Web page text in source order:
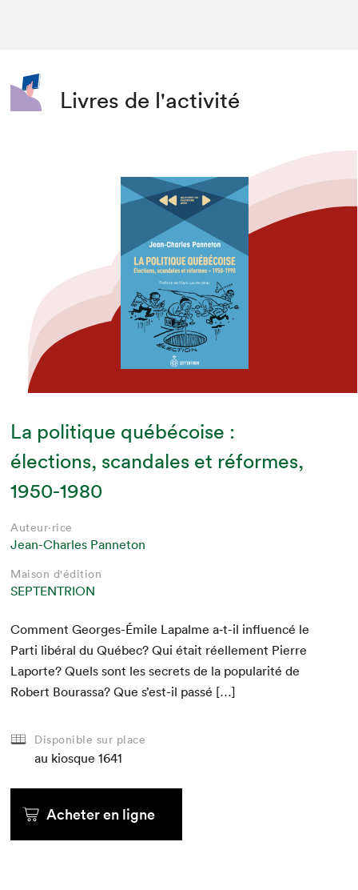
Livres de l'activité
La politique québécoise :
élections, scandales et réformes,
1950-1980
Auteur·rice
Jean-Charles Panneton
Maison d'édition
SEPTENTRION
Com­ment Georges-Émile Lapalme a‑t-il influ­encé le
Par­ti libéral du Québec? Qui était réelle­ment Pierre
Laporte? Quels sont les secrets de la pop­u­lar­ité de
Robert Bouras­sa? Que s’est-il passé […]
Disponible sur place
au kiosque 1641
Acheter en ligne